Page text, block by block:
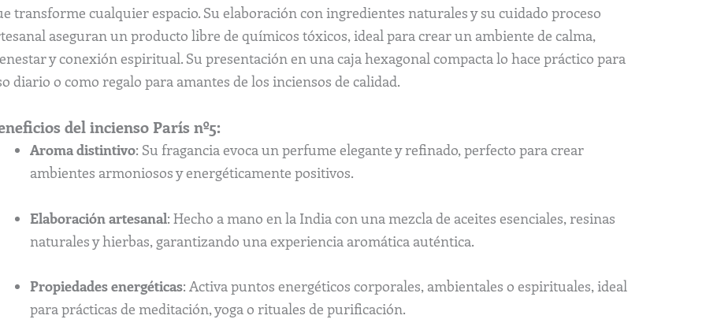
transforme cualquier espacio. Su elaboración con ingredientes naturales y su cuidado proceso
aseguran un producto libre de químicos tóxicos, ideal para crear un ambiente de calma,
y conexión espiritual. Su presentación en una caja hexagonal compacta lo hace práctico para
diario o como regalo para amantes de los inciensos de calidad.
del incienso París nº5:
Aroma distintivo: Su fragancia evoca un perfume elegante y refinado, perfecto para crear
ambientes armoniosos y energéticamente positivos.
Elaboración artesanal: Hecho a mano en la India con una mezcla de aceites esenciales, resinas
naturales y hierbas, garantizando una experiencia aromática auténtica.
Propiedades energéticas: Activa puntos energéticos corporales, ambientales o espirituales, ideal
para prácticas de meditación, yoga o rituales de purificación.